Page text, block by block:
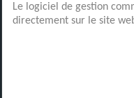
Le logiciel de gestion
directement sur le site